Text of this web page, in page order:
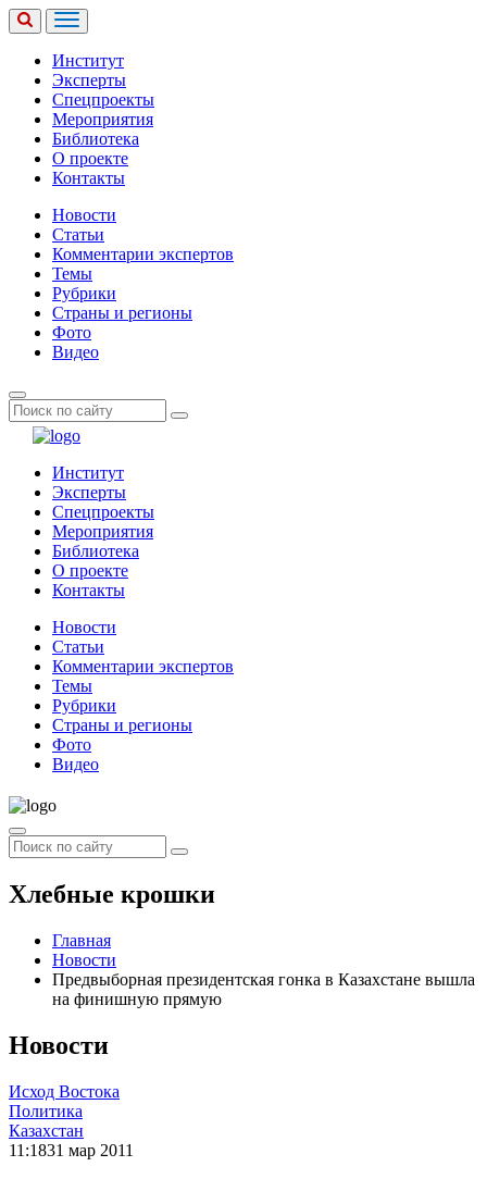
Институт
Эксперты
Спецпроекты
Мероприятия
Библиотека
О проекте
Контакты
Новости
Статьи
Комментарии экспертов
Темы
Рубрики
Страны и регионы
Фото
Видео
Институт
Эксперты
Спецпроекты
Мероприятия
Библиотека
О проекте
Контакты
Новости
Статьи
Комментарии экспертов
Темы
Рубрики
Страны и регионы
Фото
Видео
Хлебные крошки
Главная
Новости
Предвыборная президентская гонка в Казахстане вышла
на финишную прямую
Новости
Исход Востока
Политика
Казахстан
11:1831 мар 2011